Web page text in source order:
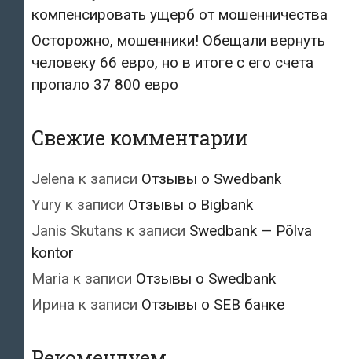
компенсировать ущерб от мошенничества
Осторожно, мошенники! Обещали вернуть
человеку 66 евро, но в итоге с его счета
пропало 37 800 евро
Свежие комментарии
Jelena к записи Отзывы о Swedbank
Yury к записи Отзывы о Bigbank
Janis Skutans к записи Swedbank — Põlva
kontor
Maria к записи Отзывы о Swedbank
Ирина к записи Отзывы о SEB банке